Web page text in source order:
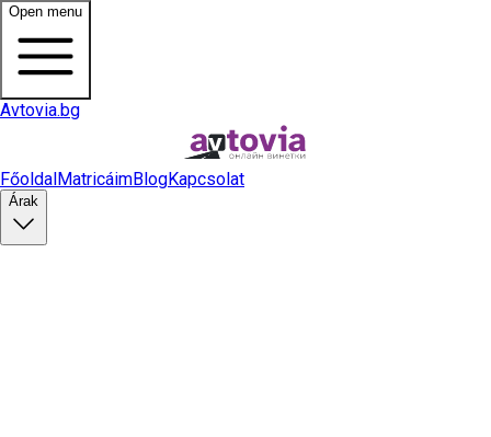
Open menu
Avtovia.bg
FőoldalMatricáimBlogKapcsolat
Árak